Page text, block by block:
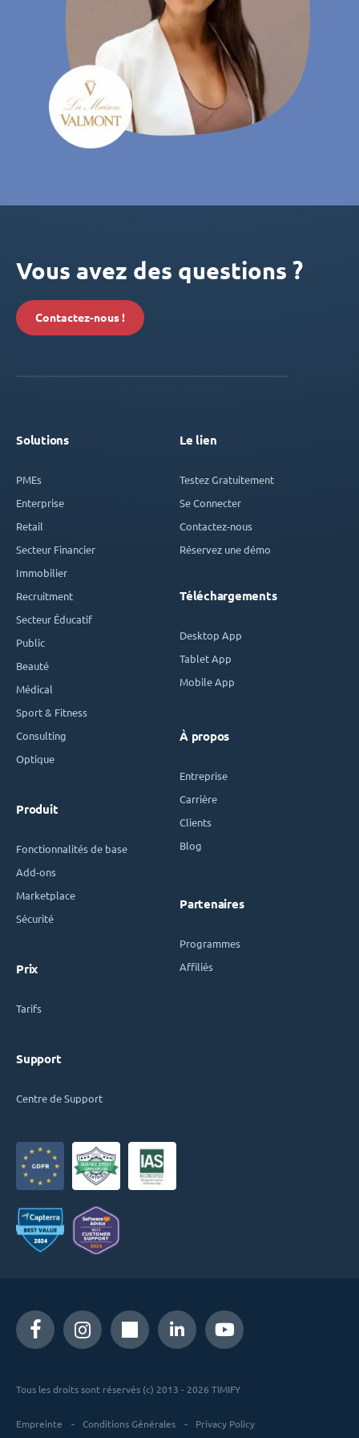
Vous avez des questions ?
Contactez-nous !
Solutions
PMEs
Enterprise
Retail
Secteur Financier
Immobilier
Recruitment
Secteur Éducatif
Public
Beauté
Médical
Sport & Fitness
Consulting
Optique
Produit
Fonctionnalités de base
Add-ons
Marketplace
Sécurité
Prix
Tarifs
Support
Centre de Support
Le lien
Testez Gratuitement
Se Connecter
Contactez-nous
Réservez une démo
Téléchargements
Desktop App
Tablet App
Mobile App
À propos
Entreprise
Carrière
Clients
Blog
Partenaires
Programmes
Affiliés
Tous les droits sont réservés (c) 2013 - 2026 TIMIFY
Empreinte Conditions Générales Privacy Policy